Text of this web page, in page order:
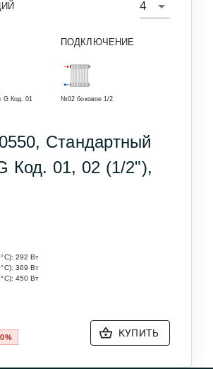
G Код. 01
ПОДКЛЮЧЕНИЕ
№02 боковое 1/2
Стандартный
Код. 01, 02 (1/2"),
292 Вт
369 Вт
450 Вт
КУПИТЬ